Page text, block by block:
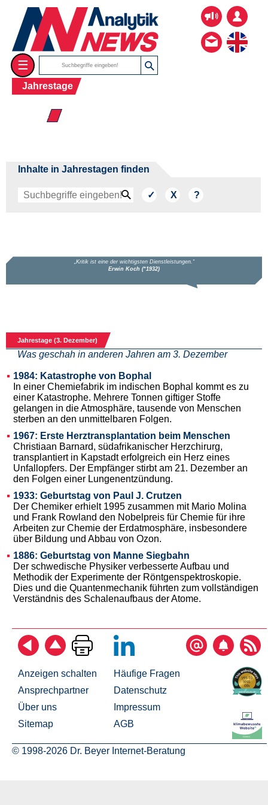
☰
Jahrestage
☰ Dez
Inhalte in Jahrestagen finden
Jahrestage (3. Dezember)
Was geschah in anderen Jahren am 3. Dezember
1984: Katastrophe von Bophal
In einer Chemiefabrik im indischen Bophal kommt es zu
einer Katastrophe. Mehrere Tonnen giftiger Stoffe
gelangen in die Atmosphäre, tausende von Menschen
sterben an den unmittelbaren Folgen.
1967: Erste Herztransplantation beim Menschen
Christiaan Barnard, südafrikanischer Herzchirurg,
transplantiert in Kapstadt erfolgreich ein Herz eines
Unfallopfers. Der Empfänger stirbt am 21. Dezember an
den Folgen einer Lungenentzündung.
1933: Geburtstag von Paul J. Crutzen
Der Chemiker erhielt 1995 zusammen mit Mario Molina
und Frank Rowland den Nobelpreis für Chemie für ihre
Arbeiten zur Chemie der Erdatmosphäre, insbesondere
über Bildung und Abbau von Ozon.
1886: Geburtstag von Manne Siegbahn
Der schwedische Physiker verbesserte Aufbau und
Methodik der Experimente der Röntgenspektroskopie.
Dies und die Quantenmechanik führten zum vollständigen
Verständnis des Schalenaufbaus der Atome.
Anzeigen schalten
Ansprechpartner
Über uns
Sitemap
Häufige Fragen
Datenschutz
Impressum
AGB
© 1998-2026 Dr. Beyer Internet-Beratung